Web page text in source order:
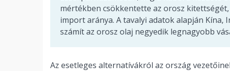
mértékben csökkentette az orosz
import aránya. A tavalyi adatok alapján
számít az orosz olaj negyedik legnagyobb
Az esetleges alternatívákról az ország